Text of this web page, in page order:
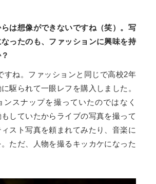
は想像ができないですね（笑）。写
ったのも、ファッションに興味を持
すね。ファッションと同じで高校2年
駆られて一眼レフを購入しました。
ンスナップを撮っていたのではなく
していたからライブの写真を撮って
スト写真を頼まれてみたり、音楽に
ただ、人物を撮るキッカケになった